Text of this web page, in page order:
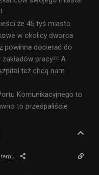
że 45 tyś miasto
w okolicy dworca
powinna docierać do
pracy!!! A
też chcą nam
Komunikacyjnego to
to przespaliście
temu